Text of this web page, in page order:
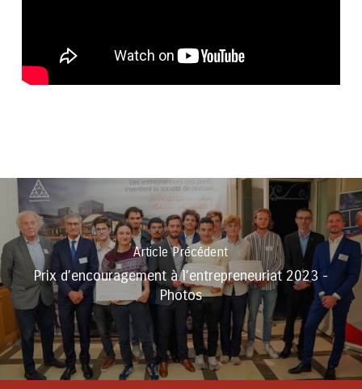
Article Précédent
Prix d’encouragement à l’entrepreneuriat 2023 -
Photos